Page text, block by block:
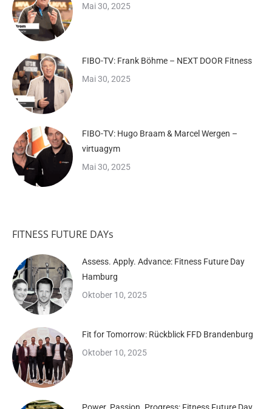
Mai 30, 2025
FIBO-TV: Frank Böhme – NEXT DOOR Fitness
Mai 30, 2025
FIBO-TV: Hugo Braam & Marcel Wergen –
virtuagym
Mai 30, 2025
FITNESS FUTURE DAYs
Assess. Apply. Advance: Fitness Future Day
Hamburg
Oktober 10, 2025
Fit for Tomorrow: Rückblick FFD Brandenburg
Oktober 10, 2025